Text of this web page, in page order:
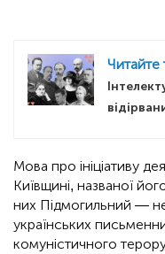
Читайте
Мова про ініціативу
Київщині, названої
них Підмогильний —
українських
комуністичного